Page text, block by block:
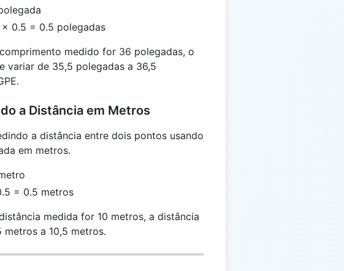
× 0.5 = 0.5 polegadas
medido for 36 polegadas, o
variar de 35,5 polegadas a 36,5
a Distância em Metros
a distância entre dois pontos usando
em metros.
= 0.5 metros
medida for 10 metros, a distância
a 10,5 metros.